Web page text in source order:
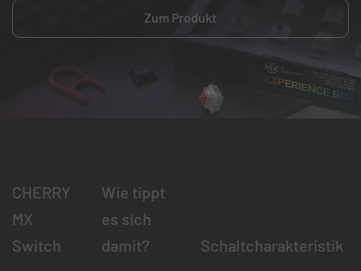
Zum Produkt
CHERRY
MX
Switch
Wie tippt
es sich
damit?
Schaltcharakteristik